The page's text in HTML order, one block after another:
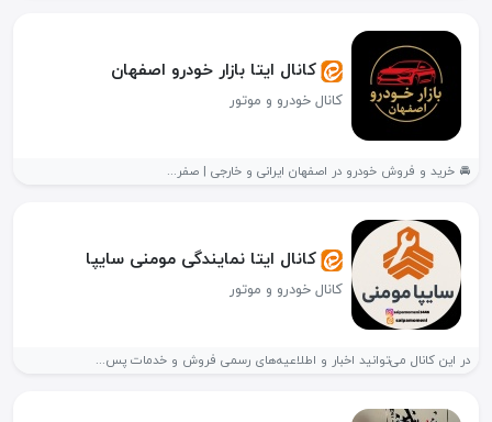
کانال ایتا بازار خودرو اصفهان
کانال خودرو و موتور
🚘 خرید و فروش خودرو در اصفهان ایرانی و خارجی | صفر...
کانال ایتا نمایندگی مومنی سایپا
کانال خودرو و موتور
در این کانال می‌توانید اخبار و اطلاعیه‌های رسمی فروش و خدمات پس...